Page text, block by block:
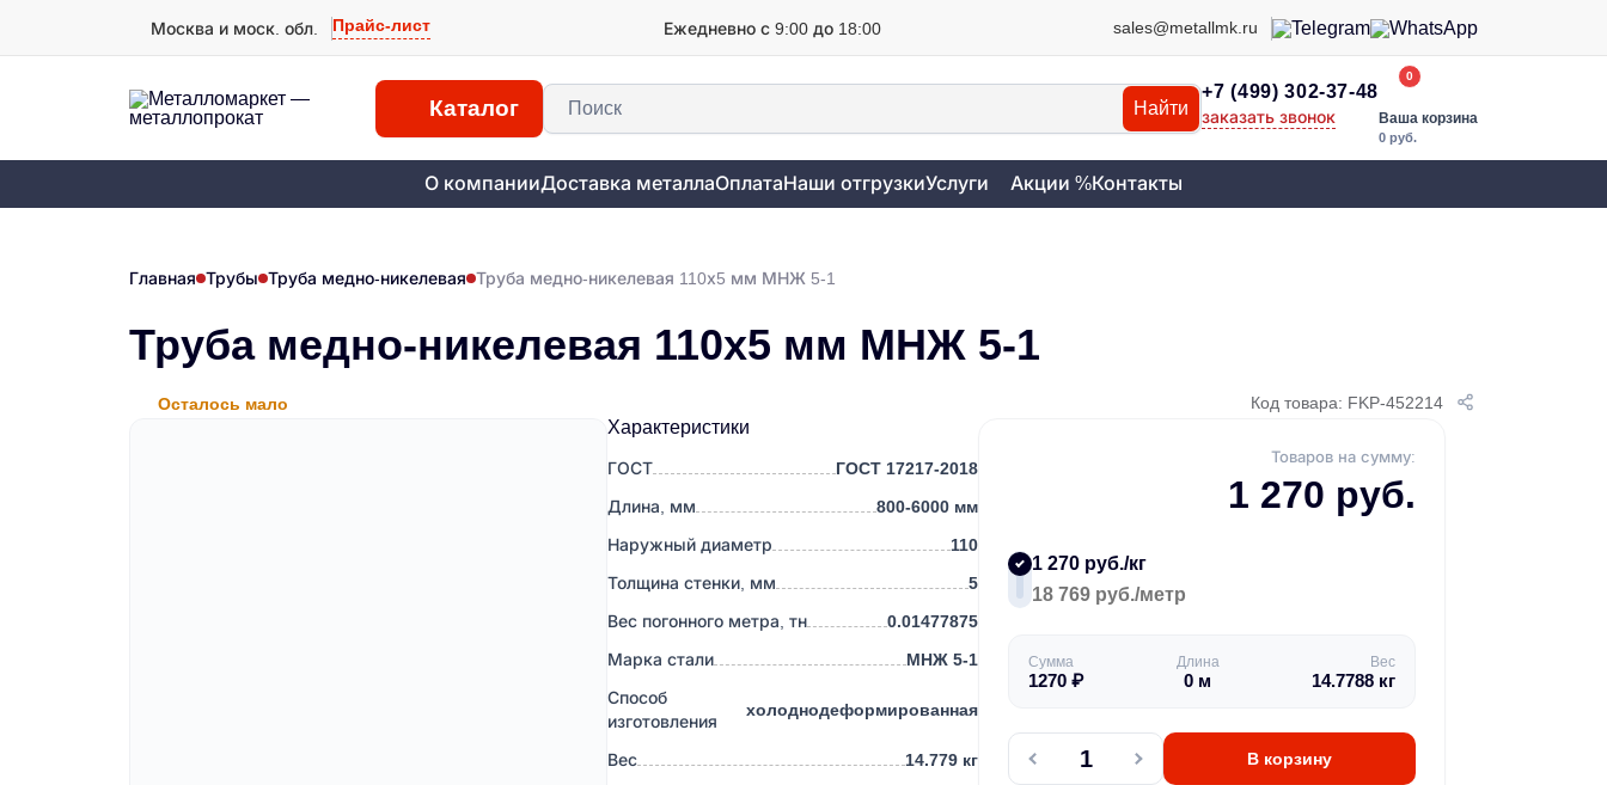
Москва и моск. обл. Прайс-лист Ежедневно с 9:00 до 18:00 sales@metallmk.ru
Каталог Найти
+7 (499) 302-37-48
заказать звонок
0
Ваша корзина
0 руб.
О компанииДоставка металлаОплатаНаши отгрузкиУслуги Акции %Контакты
Главная Трубы Труба медно-никелевая Труба медно-никелевая 110х5 мм МНЖ 5-1
Труба медно-никелевая 110х5 мм МНЖ 5-1
Осталось мало Код товара: FKP-452214
Характеристики
ГОСТ
ГОСТ 17217-2018
Длина, мм
800-6000 мм
Наружный диаметр
110
Толщина стенки, мм
5
Вес погонного метра, тн
0.01477875
Марка стали
МНЖ 5-1
Способ
изготовления
холоднодеформированная
Вес 14.779 кг
Товаров на сумму:
1 270 руб.
1 270 руб./кг
18 769 руб./метр
Сумма
1270 ₽
Длина
0 м
Вес
14.7788 кг
В корзину